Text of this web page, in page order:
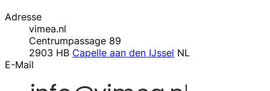
Adresse
vimea.nl
Centrumpassage 89
2903 HB Capelle aan den IJssel NL
E-Mail